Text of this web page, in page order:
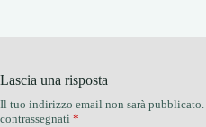
Lascia una risposta
Il tuo indirizzo email non sarà pubblicato.
contrassegnati *